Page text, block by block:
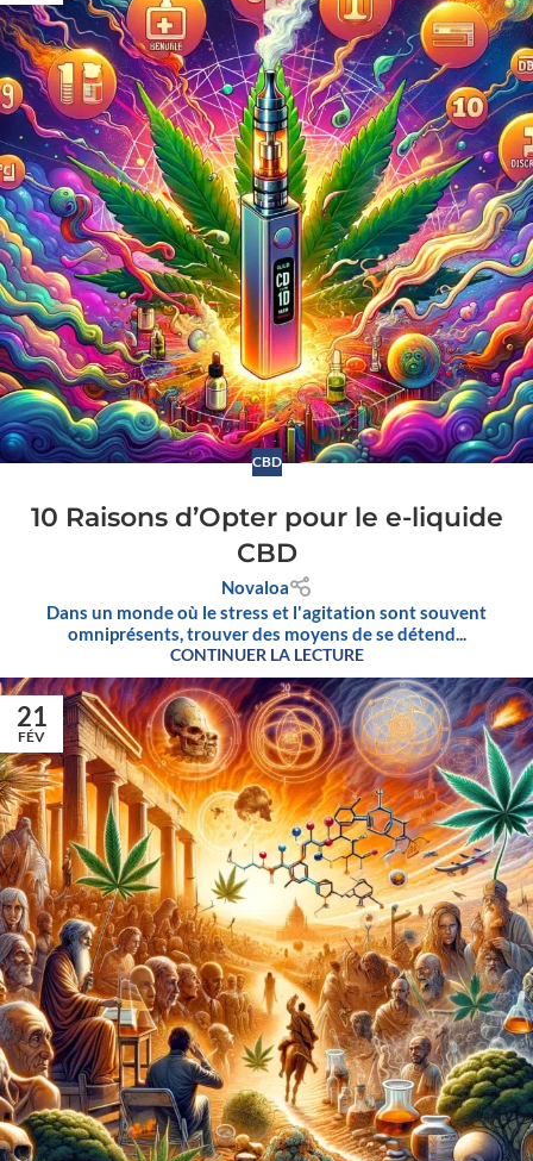
CBD
10 Raisons d’Opter pour le e-liquide
CBD
Novaloa
Dans un monde où le stress et l'agitation sont souvent
omniprésents, trouver des moyens de se détend...
CONTINUER LA LECTURE
21
FÉV